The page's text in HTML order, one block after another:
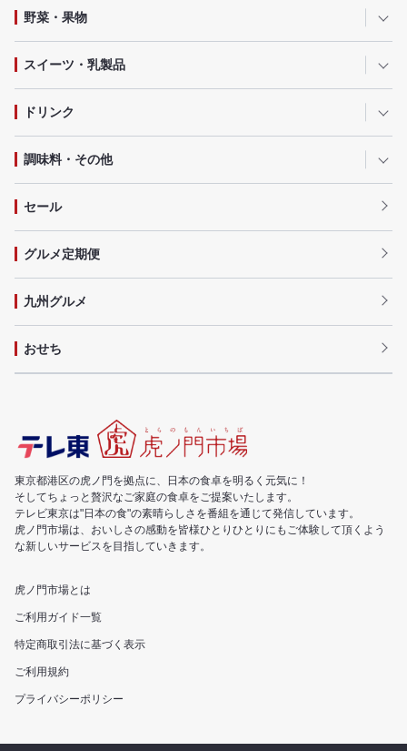
野菜・果物
スイーツ・乳製品
ドリンク
調味料・その他
セール
グルメ定期便
九州グルメ
おせち
東京都港区の虎ノ門を拠点に、日本の食卓を明るく元気に！
そしてちょっと贅沢なご家庭の食卓をご提案いたします。
テレビ東京は"日本の食"の素晴らしさを番組を通じて発信しています。
虎ノ門市場は、おいしさの感動を皆様ひとりひとりにもご体験して頂くよう
な新しいサービスを目指していきます。
虎ノ門市場とは
ご利用ガイド一覧
特定商取引法に基づく表示
ご利用規約
プライバシーポリシー